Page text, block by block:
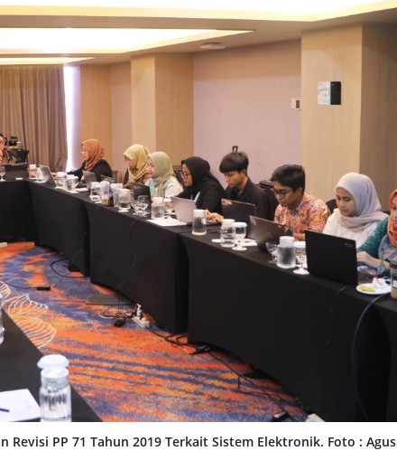
Revisi PP 71 Tahun 2019 Terkait Sistem Elektronik. Foto : Agus